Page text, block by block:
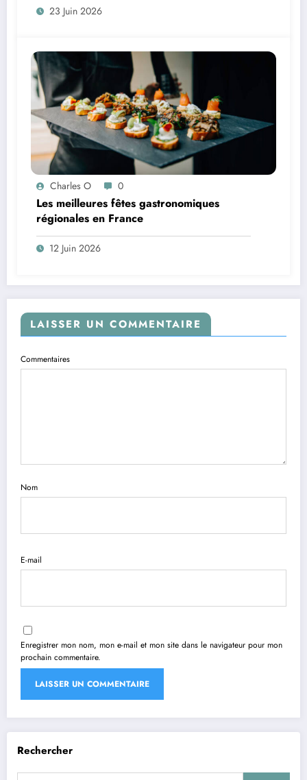
23 Juin 2026
Charles O 0
Les meilleures fêtes gastronomiques
régionales en France
12 Juin 2026
LAISSER UN COMMENTAIRE
Commentaires
Nom
E-mail
Enregistrer mon nom, mon e-mail et mon site dans le navigateur pour mon
prochain commentaire.
Rechercher